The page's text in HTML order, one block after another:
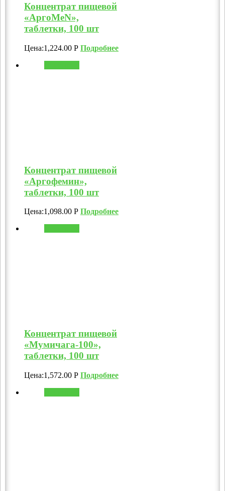
Концентрат пищевой
«АргоMeN»,
таблетки, 100 шт
Цена:1,224.00 Р Подробнее
Концентрат пищевой
«Аргофемин»,
таблетки, 100 шт
Цена:1,098.00 Р Подробнее
Концентрат пищевой
«Мумичага-100»,
таблетки, 100 шт
Цена:1,572.00 Р Подробнее